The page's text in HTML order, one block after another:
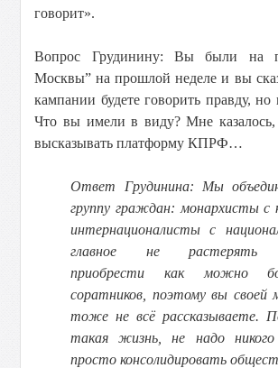
говорит».
Вопрос Грудинину: Вы были на
Москвы” на прошлой неделе и вы
кампании будете говорить правду,
Что вы имели в виду? Мне казалось,
высказывать платформу КПРФ…
Ответ Грудинина: Мы
группу граждан: монархисты с
интернационалисты с
главное не растерять
приобрести как можно
соратников, поэтому вы своей
тоже не всё рассказываете.
такая жизнь, не надо
просто консолидировать